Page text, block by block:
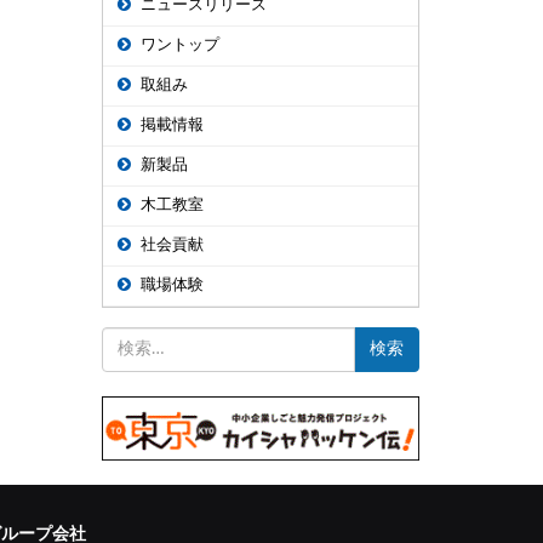
ニュースリリース
ワントップ
取組み
掲載情報
新製品
木工教室
社会貢献
職場体験
検
索:
ープ会社